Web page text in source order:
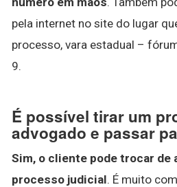
pela internet no site do lugar
processo, vara estadual –
9.
É possível tirar um
advogado e passar
Sim, o cliente pode trocar de
processo judicial. É muito